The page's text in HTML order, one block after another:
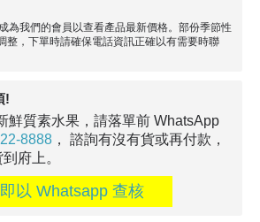
為我們的會員以查看產品最新價格。部份季節性
整，下單時請確保電話資訊正確以有需要時聯
!
鮮質素水果，請落單前 WhatsApp
8888 ， 諮詢有沒有貨或再付款，
府上。
以 Whatsapp 查核